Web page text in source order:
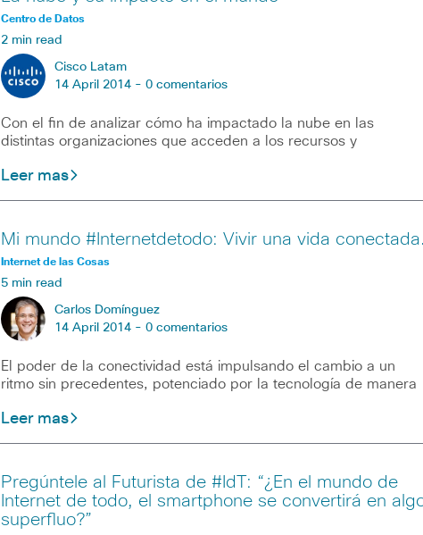
Centro de Datos
2 min read
Cisco Latam
14 April 2014 - 0 comentarios
Con el fin de analizar cómo ha impactado la nube en las
distintas organizaciones que acceden a los recursos y
Leer mas
Mi mundo #Internetdetodo: Vivir una vida
Internet de las Cosas
5 min read
Carlos Domínguez
14 April 2014 - 0 comentarios
El poder de la conectividad está impulsando el cambio a un
ritmo sin precedentes, potenciado por la tecnología de manera
Leer mas
Pregúntele al Futurista de #IdT: “¿En el mundo de
Internet de todo, el smartphone se convertirá en
superfluo?”